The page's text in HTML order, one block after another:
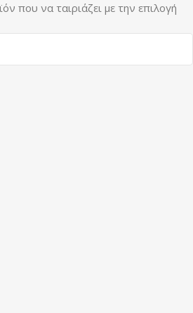
που να ταιριάζει με την επιλογή